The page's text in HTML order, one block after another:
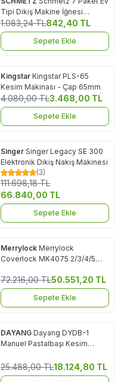
%22
Favorilere Ekle
Tipi Dikiş Makine İğnesi
(Çiftiğne, Standart İğne ve Kot
İğnesi)
1.083,24TL842,40 TL
Sepete Ekle
%15
Favorilere Ekle
Kingstar Kingstar PLS-65
Kesim Makinası - Çap 65mm
4.080,00TL3.468,00 TL
Sepete Ekle
%40
Favorilere Ekle
Singer Singer Legacy SE 300
Elektronik Dikiş Nakış Makinesi
(3)
111.698,18TL
66.840,00 TL
Sepete Ekle
%30
Favorilere Ekle
Merrylock Merrylock
Coverlock MK4075 2/3/4/5
Reçme Dikiş Makinesi
72.216,00TL50.551,20 TL
Sepete Ekle
%29
Favorilere Ekle
DAYANG Dayang DYDB-1
Manuel Pastalbaşı Kesim
25.488,00TL18.124,80 TL